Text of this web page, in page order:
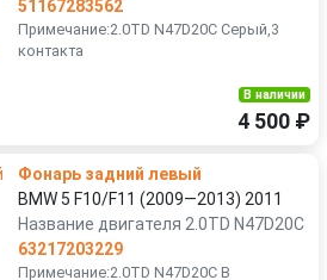
51167283562
Примечание:2.0TD N47D20C Серый,3
контакта
В наличии
4 500 ₽
Фонарь задний левый
BMW 5 F10/F11 (2009—2013) 2011
Название двигателя 2.0TD N47D20C
63217203229
Примечание:2.0TD N47D20C В